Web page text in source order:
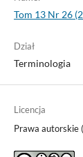
Tom 13 Nr 26
Dział
Terminologia
Licencja
Prawa autorskie